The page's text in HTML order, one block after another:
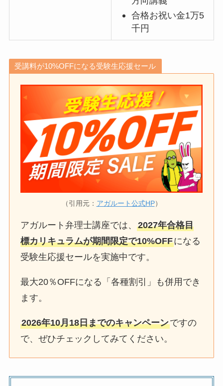
合格お祝い金1万5
千円
受講料が10%OFFになる受験生応援セール
（引用元： アガルート公式HP）
アガルート弁理士講座では、2027年合格目
標カリキュラムが期間限定で10%OFFになる
受験生応援セールを実施中です。
最大20％OFFになる「各種割引」も併用でき
ます。
2026年10月18日までのキャンペーンですの
で、ぜひチェックしてみてください。